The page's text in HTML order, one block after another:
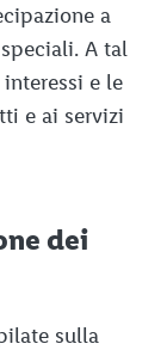
a
A tal
e le
e ai servizi
dei
sulla